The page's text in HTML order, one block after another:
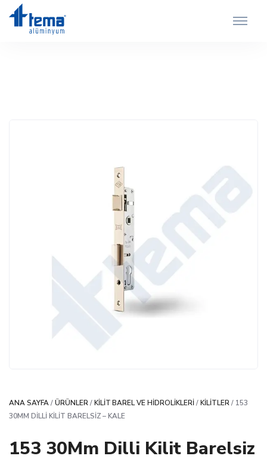
ANA SAYFA/ÜRÜNLER/KILIT BAREL VE HIDROLIKLERI/KILITLER/ 153
30MM DILLI KILIT BARELSIZ – KALE
153 30Mm Dilli Kilit Barelsiz